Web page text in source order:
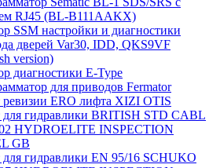
RJ45 (BL-B111AAKX)
SSM настройки и диагностики
дверей Var30, IDD, QKS9VF
version)
диагностики E-Type
для приводов Fermator
ревизии ERO лифта XIZI OTIS
для гидравлики BRITISH STD CABL
HYDROELITE INSPECTION
GB
для гидравлики EN 95/16 SCHUKO